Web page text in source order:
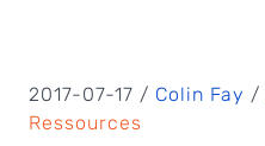
2017-07-17 / Colin Fay /
Ressources